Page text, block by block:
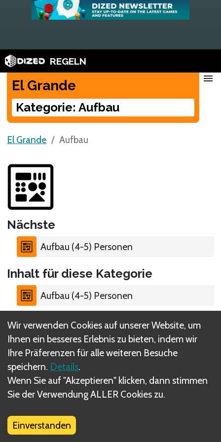
REGELN
El Grande
Kategorie: Aufbau
menu
El Grande Aufbau
Nächste
Aufbau (4-5) Personen
Inhalt für diese Kategorie
Aufbau (4-5) Personen
Was sind DIZED Regeln?
Wir verwenden Cookies auf unserer Website, um
Ihnen ein besseres Erlebnis zu bieten, indem wir
Ihre Präferenzen für alle weiteren Besuche
speichern. Details.
Wenn Sie auf "Akzeptieren" klicken, dann stimmen
Sie der Verwendung ALLER Cookies zu.
Einverstanden